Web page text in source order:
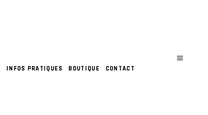
INFOS PRATIQUES BOUTIQUE CONTACT